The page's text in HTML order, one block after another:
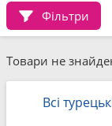
Фільтри
Товари не
Всі